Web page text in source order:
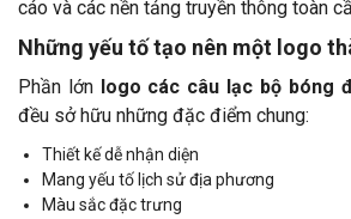
cáo và các nền tảng truyền thông toàn
Những yếu tố tạo nên một logo
Phần lớn logo các câu lạc bộ bóng
đều sở hữu những đặc điểm chung:
Thiết kế dễ nhận diện
Mang yếu tố lịch sử địa phương
Màu sắc đặc trưng